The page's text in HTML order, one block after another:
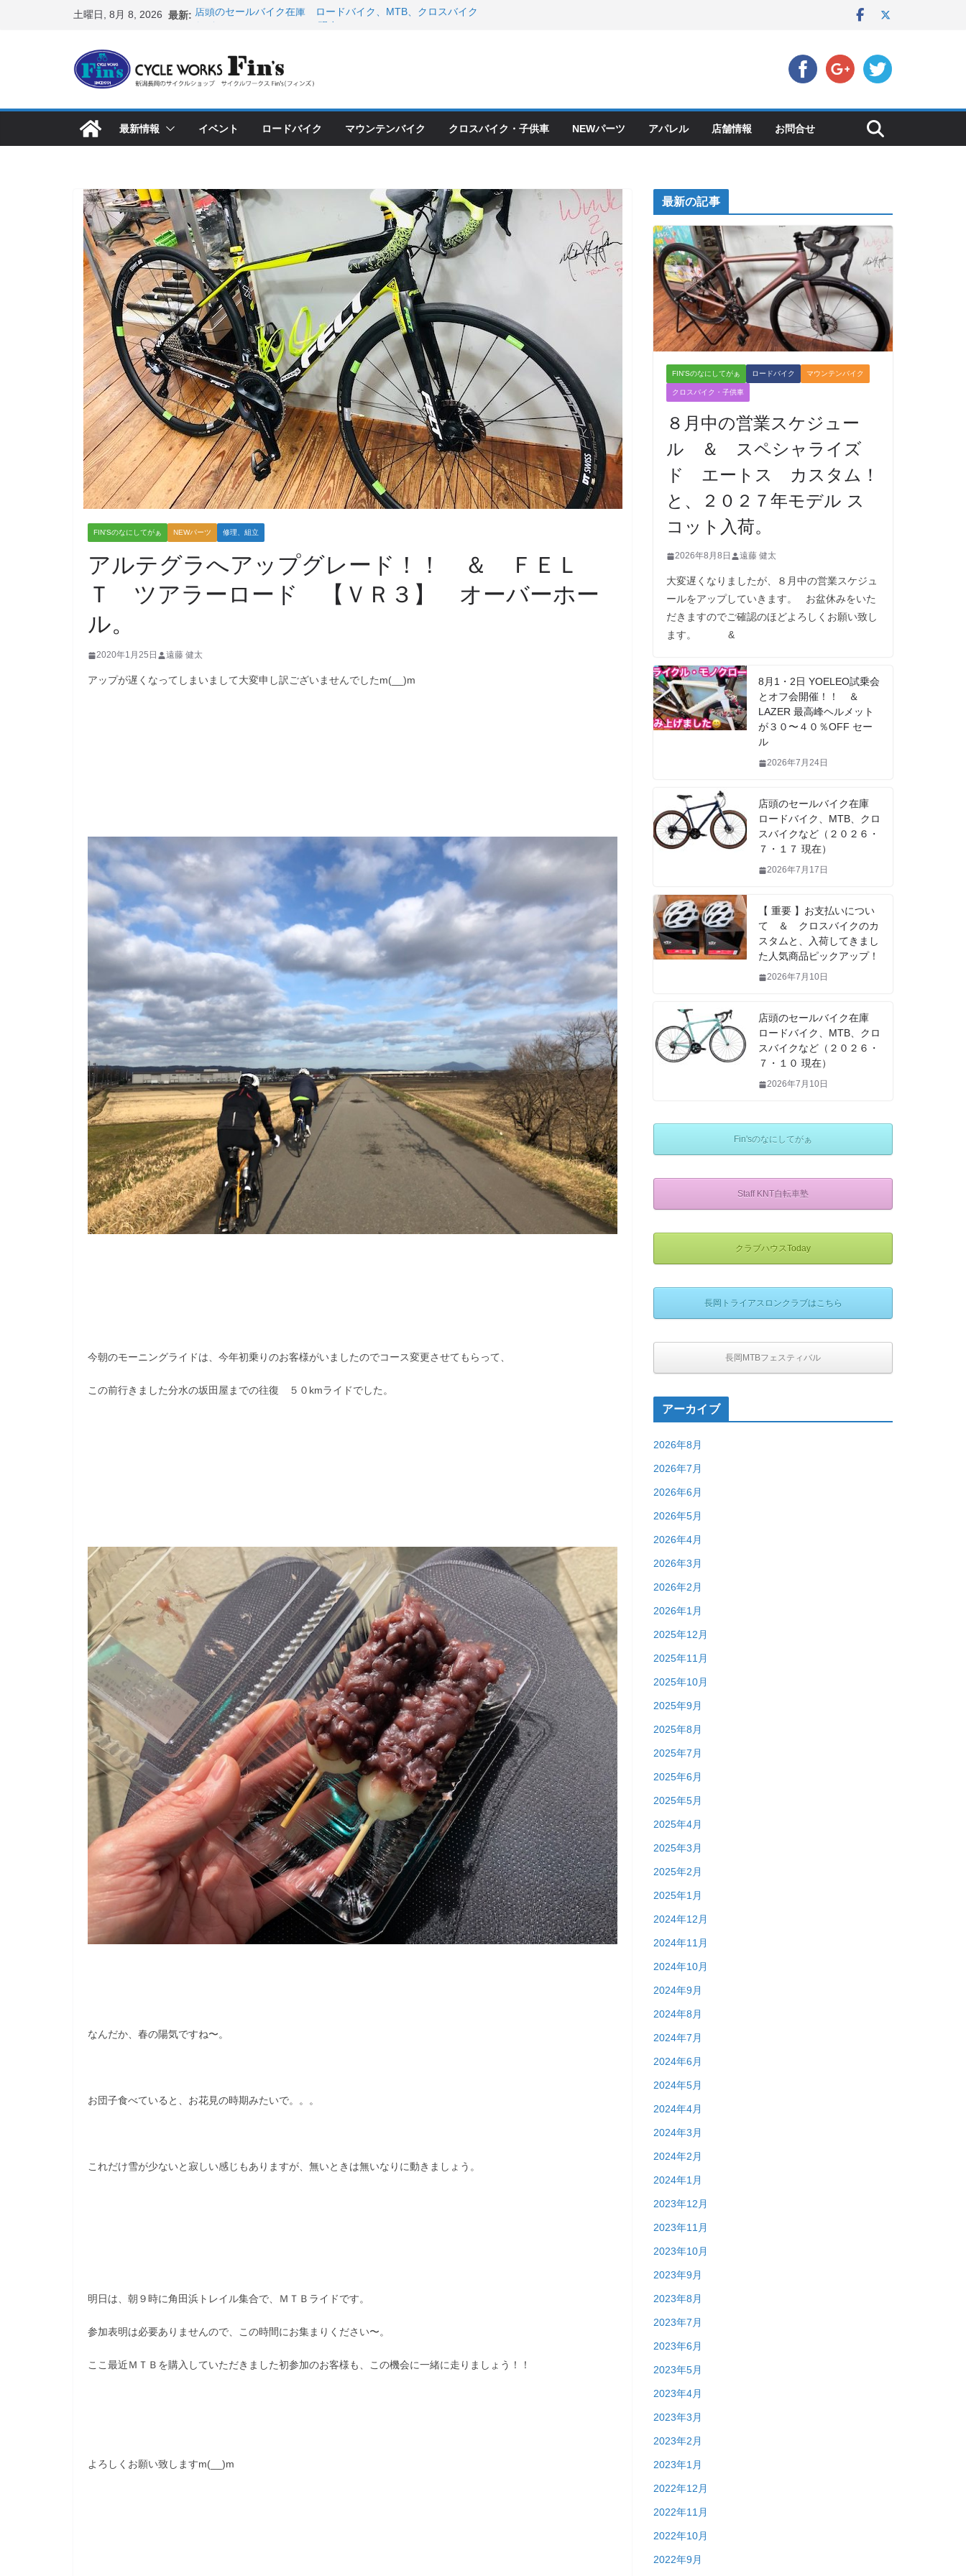
へ
キ
土曜日, 8月 8, 2026 最新: 店頭のセールバイク在庫 ロードバイク、MTB、クロスバイク
ス カスタム！と、２０２７年モデル スコット入荷。
8月1・2日 YOELEO試乗会とオフ会開催！！ ＆ LAZER 最高
峰ヘルメットが３０〜４０％OFF セール
など（２０２６・７・１７ 現在）
【 重要 】お支払いについて ＆ クロスバイクのカスタムと、
入荷してきました人気商品ピックアップ！
最新情報 イベント ロードバイク マウンテンバイク クロスバイク・子供車 NEWパーツ アパレル 店舗情報 お問合せ
FIN'Sのなにしてがぁ NEWパーツ 修理、組立
アルテグラへアップグレード！！ ＆ ＦＥＬ
Ｔ ツアラーロード 【ＶＲ３】 オーバーホー
ル。
2020年1月25日 遠藤 健太
アップが遅くなってしまいまして大変申し訳ございませんでしたm(__)m
今朝のモーニングライドは、今年初乗りのお客様がいましたのでコース変更させてもらって、
この前行きました分水の坂田屋までの往復 ５０kmライドでした。
なんだか、春の陽気ですね〜。
お団子食べていると、お花見の時期みたいで。。。
これだけ雪が少ないと寂しい感じもありますが、無いときは無いなりに動きましょう。
明日は、朝９時に角田浜トレイル集合で、ＭＴＢライドです。
参加表明は必要ありませんので、この時間にお集まりください〜。
ここ最近ＭＴＢを購入していただきました初参加のお客様も、この機会に一緒に走りましょう！！
よろしくお願い致しますm(__)m
最新の記事
FIN'Sのなにしてがぁ ロードバイク マウンテンバイク
クロスバイク・子供車
８月中の営業スケジュー
ル ＆ スペシャライズ
ド エートス カスタム！
と、２０２７年モデル ス
コット入荷。
2026年8月8日 遠藤 健太
大変遅くなりましたが、８月中の営業スケジュ
ールをアップしていきます。 お盆休みをいた
だきますのでご確認のほどよろしくお願い致し
ます。 &
8月1・2日 YOELEO試乗会
とオフ会開催！！ ＆
LAZER 最高峰ヘルメット
が３０〜４０％OFF セー
ル
2026年7月24日
店頭のセールバイク在庫
ロードバイク、MTB、クロ
スバイクなど（２０２６・
７・１７ 現在）
2026年7月17日
【 重要 】お支払いについ
て ＆ クロスバイクのカ
スタムと、入荷してきまし
た人気商品ピックアップ！
2026年7月10日
店頭のセールバイク在庫
ロードバイク、MTB、クロ
スバイクなど（２０２６・
７・１０ 現在）
2026年7月10日
Fin'sのなにしてがぁ
Staff KNT自転車塾
クラブハウスToday
長岡トライアスロンクラブはこちら
長岡MTBフェスティバル
アーカイブ
2026年8月
2026年7月
2026年6月
2026年5月
2026年4月
2026年3月
2026年2月
2026年1月
2025年12月
2025年11月
2025年10月
2025年9月
2025年8月
2025年7月
2025年6月
2025年5月
2025年4月
2025年3月
2025年2月
2025年1月
2024年12月
2024年11月
2024年10月
2024年9月
2024年8月
2024年7月
2024年6月
2024年5月
2024年4月
2024年3月
2024年2月
2024年1月
2023年12月
2023年11月
2023年10月
2023年9月
2023年8月
2023年7月
2023年6月
2023年5月
2023年4月
2023年3月
2023年2月
2023年1月
2022年12月
2022年11月
2022年10月
2022年9月